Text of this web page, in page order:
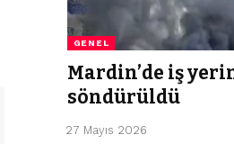
GENEL
Mardin’de iş
söndürüldü
27 Mayıs 2026